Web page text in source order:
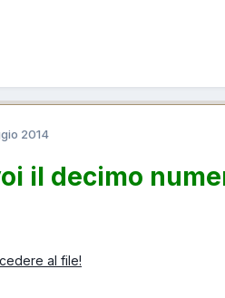
2014
il decimo
al file!